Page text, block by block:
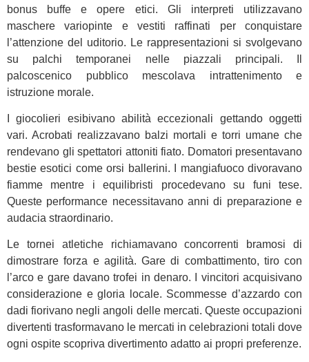
bonus buffe e opere etici. Gli interpreti utilizzavano
maschere variopinte e vestiti raffinati per conquistare
l’attenzione del uditorio. Le rappresentazioni si svolgevano
su palchi temporanei nelle piazzali principali. Il
palcoscenico pubblico mescolava intrattenimento e
istruzione morale.
I giocolieri esibivano abilità eccezionali gettando oggetti
vari. Acrobati realizzavano balzi mortali e torri umane che
rendevano gli spettatori attoniti fiato. Domatori presentavano
bestie esotici come orsi ballerini. I mangiafuoco divoravano
fiamme mentre i equilibristi procedevano su funi tese.
Queste performance necessitavano anni di preparazione e
audacia straordinario.
Le tornei atletiche richiamavano concorrenti bramosi di
dimostrare forza e agilità. Gare di combattimento, tiro con
l’arco e gare davano trofei in denaro. I vincitori acquisivano
considerazione e gloria locale. Scommesse d’azzardo con
dadi fiorivano negli angoli delle mercati. Queste occupazioni
divertenti trasformavano le mercati in celebrazioni totali dove
ogni ospite scopriva divertimento adatto ai propri preferenze.